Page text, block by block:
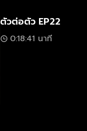
ตัวต่อตัว EP22
0:18:41 นาที